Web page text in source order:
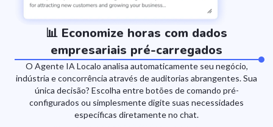
📊 Economize horas com dados
empresariais pré-carregados
O Agente IA Localo analisa automaticamente seu negócio,
indústria e concorrência através de auditorias abrangentes. Sua
única decisão? Escolha entre botões de comando pré-
configurados ou simplesmente digite suas necessidades
específicas diretamente no chat.